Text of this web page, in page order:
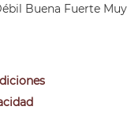
Buena Fuerte Muy